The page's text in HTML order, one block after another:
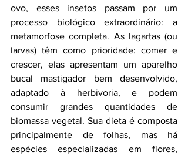
ovo, esses insetos passam por um
processo biológico extraordinário: a
metamorfose completa. As lagartas (ou
larvas) têm como prioridade: comer e
crescer, elas apresentam um aparelho
bucal mastigador bem desenvolvido,
adaptado à herbivoria, e podem
consumir grandes quantidades de
biomassa vegetal. Sua dieta é composta
principalmente de folhas, mas há
espécies especializadas em flores,